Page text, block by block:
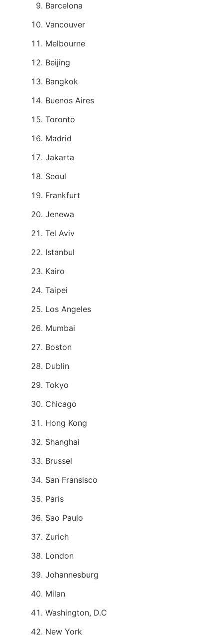
Barcelona
Vancouver
Melbourne
Beijing
Bangkok
Buenos Aires
Toronto
Madrid
Jakarta
Seoul
Frankfurt
Jenewa
Tel Aviv
Istanbul
Kairo
Taipei
Los Angeles
Mumbai
Boston
Dublin
Tokyo
Chicago
Hong Kong
Shanghai
Brussel
San Fransisco
Paris
Sao Paulo
Zurich
London
Johannesburg
Milan
Washington, D.C
New York